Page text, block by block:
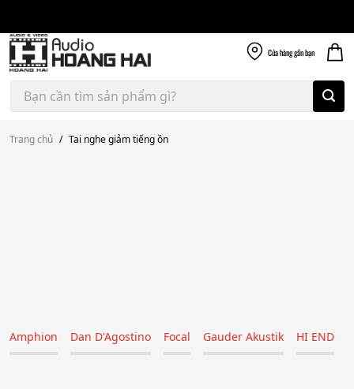
content
Cửa hànggần bạn
Tìm
kiếm:
Trang chủ / Tai nghe giảm tiếng ồn
Amphion Dan D'Agostino Focal Gauder Akustik HI END